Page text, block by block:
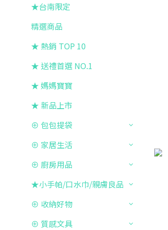
★台南限定
精選商品
★ 熱銷 TOP 10
★ 送禮首選 NO.1
★ 媽媽寶寶
★ 新品上市
⊕ 包包提袋
⊕ 家居生活
⊕ 廚房用品
★小手帕/口水巾/親膚良品
⊕ 收納好物
⊕ 質感文具